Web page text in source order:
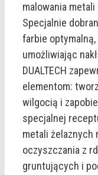
malowania
Specjalnie
farbie
umożliwiając
DUALTECH
elementom:
wilgocią i
specjalnej
metali żelaznych
oczyszczania z
gruntujących i